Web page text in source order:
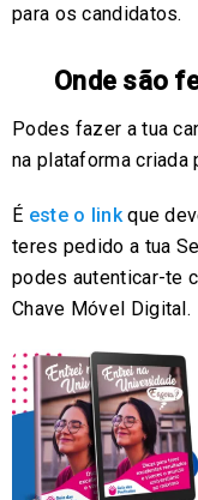
para os candidatos.
Onde são
Podes fazer a tua
na plataforma criada
É este o linkque
teres pedido a tua
podes autenticar-te
Chave Móvel Digital.